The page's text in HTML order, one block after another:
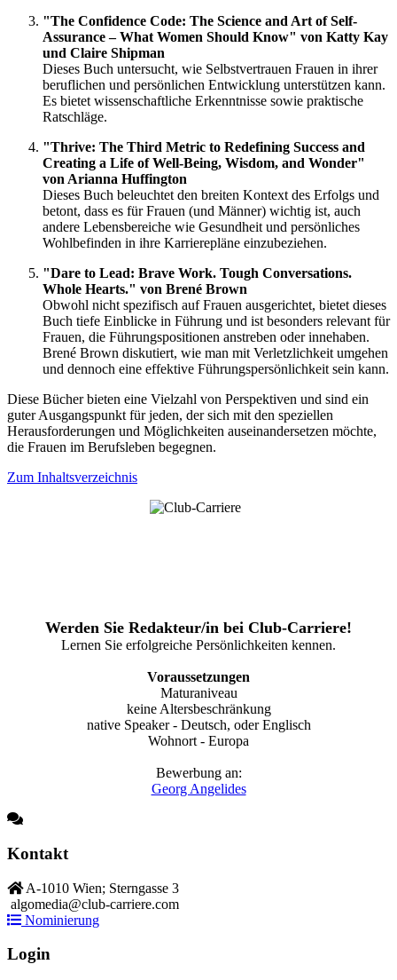
"The Confidence Code: The Science and Art of Self-
Assurance – What Women Should Know" von Katty Kay
und Claire Shipman
Dieses Buch untersucht, wie Selbstvertrauen Frauen in ihrer
beruflichen und persönlichen Entwicklung unterstützen kann.
Es bietet wissenschaftliche Erkenntnisse sowie praktische
Ratschläge.
"Thrive: The Third Metric to Redefining Success and
Creating a Life of Well-Being, Wisdom, and Wonder"
von Arianna Huffington
Dieses Buch beleuchtet den breiten Kontext des Erfolgs und
betont, dass es für Frauen (und Männer) wichtig ist, auch
andere Lebensbereiche wie Gesundheit und persönliches
Wohlbefinden in ihre Karrierepläne einzubeziehen.
"Dare to Lead: Brave Work. Tough Conversations.
Whole Hearts." von Brené Brown
Obwohl nicht spezifisch auf Frauen ausgerichtet, bietet dieses
Buch tiefe Einblicke in Führung und ist besonders relevant für
Frauen, die Führungspositionen anstreben oder innehaben.
Brené Brown diskutiert, wie man mit Verletzlichkeit umgehen
und dennoch eine effektive Führungspersönlichkeit sein kann.
Diese Bücher bieten eine Vielzahl von Perspektiven und sind ein
guter Ausgangspunkt für jeden, der sich mit den speziellen
Herausforderungen und Möglichkeiten auseinandersetzen möchte,
die Frauen im Berufsleben begegnen.
Zum Inhaltsverzeichnis
Werden Sie Redakteur/in bei Club-Carriere!
Lernen Sie erfolgreiche Persönlichkeiten kennen.
Voraussetzungen
Maturaniveau
keine Altersbeschränkung
native Speaker - Deutsch, oder Englisch
Wohnort - Europa
Bewerbung an:
Georg Angelides
Kontakt
A-1010 Wien; Sterngasse 3
algomedia@club-carriere.com
Nominierung
Login